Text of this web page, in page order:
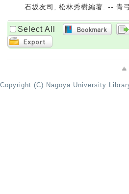
石坂友司, 松林秀樹編著. -- 青
Select All
Copyright (C) Nagoya University